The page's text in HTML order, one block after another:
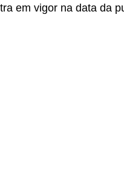
em vigor na data da